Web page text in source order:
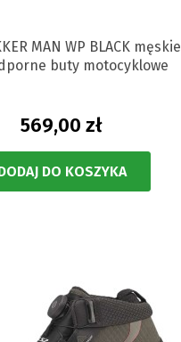
MAN WP BLACK męskie
buty motocyklowe
569,00 zł
DO KOSZYKA